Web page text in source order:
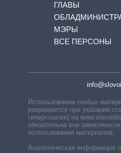
ГЛАВЫ
МЭРЫ
ВСЕ ПЕРСОНЫ
Использование любых
разрешается при указании
гиперссылки) на
обязательна вне
использования материалов.
Аналитическая информация